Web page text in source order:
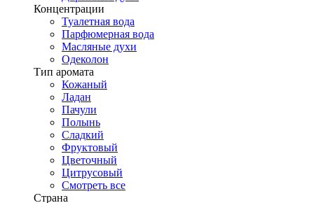
Концентрации
Туалетная вода
Парфюмерная вода
Масляные духи
Одеколон
Тип аромата
Кожаный
Ладан
Пачули
Полынь
Сладкий
Фруктовый
Цветочный
Цитрусовый
Смотреть все
Страна